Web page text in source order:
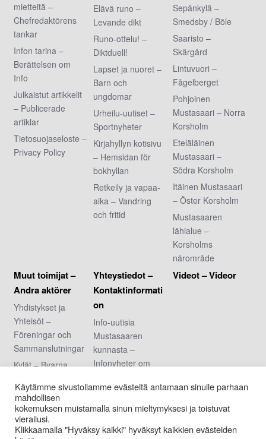
mietteitä –
Chefredaktörens
tankar
Infon tarina –
Berättelsen om
Info
Julkaistut artikkelit
– Publicerade
artiklar
Tietosuojaseloste –
Privacy Policy
Elävä runo –
Levande dikt
Runo-ottelu! –
Diktduell!
Lapset ja nuoret –
Barn och
ungdomar
Urheilu-uutiset –
Sportnyheter
Kirjahyllyn kotisivu
– Hemsidan för
bokhyllan
Retkeily ja vapaa-
aika – Vandring
och fritid
Sepänkylä –
Smedsby / Böle
Saaristo –
Skärgård
Lintuvuori –
Fågelberget
Pohjoinen
Mustasaari – Norra
Korsholm
Eteläläinen
Mustasaari –
Södra Korsholm
Itäinen Mustasaari
– Öster Korsholm
Mustasaaren
lähialue –
Korsholms
närområde
Muut toimijat –
Andra aktörer
Yhdistykset ja
Yhteisöt –
Föreningar och
Sammanslutningar
Kylät – Byarna
Urheiluseurat –
Idrottsföreningar
Nuoriso- ja
kotiseutuyhdistykse
Yhteystiedot –
Kontaktinformati
on
Info-uutisia
Mustasaaren
kunnasta –
Infonyheter om
kommun
Arvonnan säännöt
tävlingen
Videot – Videor
Käytämme sivustollamme evästeitä antamaan sinulle parhaan
mahdollisen
kokemuksen muistamalla sinun mieltymyksesi ja toistuvat
vierailusi.
Klikkaamalla "Hyväksy kaikki" hyväksyt kaikkien evästeiden